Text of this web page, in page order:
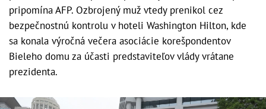
pripomína AFP. Ozbrojený muž vtedy prenikol cez
bezpečnostnú kontrolu v hoteli Washington Hilton, kde
sa konala výročná večera asociácie korešpondentov
Bieleho domu za účasti predstaviteľov vlády vrátane
prezidenta.